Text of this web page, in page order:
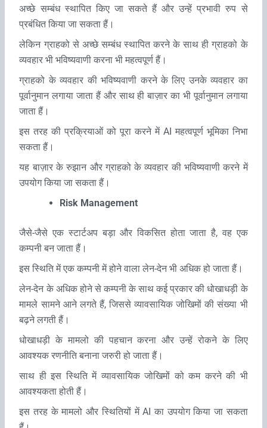
अच्‍छे सम्‍बंध स्‍थापित किए जा सकते हैं और उन्‍हें प्रभावी रुप से
प्रबंधित किया जा सकता हैं।
लेकिन ग्राहको से अच्‍छे सम्‍बंध स्‍थापित करने के साथ ही ग्राहको के
व्‍यवहार भी भविष्‍यवाणी करना भी महत्‍वपूर्ण हैं।
ग्राहको के व्‍यवहार की भविष्‍यवाणी करने के लिए उनके व्‍यवहार का
पूर्वानुमान लगाया जाता हैं और साथ ही बाज़ार का भी पूर्वानुमान लगाया
जाता हैं।
इस तरह की प्रक्रियाओं को पूरा करने में AI महत्‍वपूर्ण भूमिका निभा
सकता हैं।
यह बाज़ार के रुझान और ग्राहको के व्‍यवहार की भविष्‍यवाणी करने में
उपयोग किया जा सकता हैं।
Risk Management
जैसे-जैसे एक स्‍टार्टअप बड़ा और विकसित होता जाता है, वह एक
कम्‍पनी बन जाता हैं।
इस स्थिति में एक कम्‍पनी में होने वाला लेन-देन भी अधिक हो जाता हैं।
लेन-देन के अधिक होने से कम्‍पनी के साथ कई प्रकार की धोखाधड़ी के
मामले सामने आने लगते हैं, जिससे व्यावसायिक जोखिमों की संख्‍या भी
बढ़ने लगती हैं।
धोखाधड़ी के मामलो की पहचान करना और उन्‍हें रोकने के लिए
आवश्‍यक रणनीति बनाना जरुरी हो जाता हैं।
साथ ही इस स्थिति में व्यावसायिक जोखिमों को कम करने की भी
आवश्‍यकता होती हैं।
इस तरह के मामलो और स्थितियों में AI का उपयोग किया जा सकता